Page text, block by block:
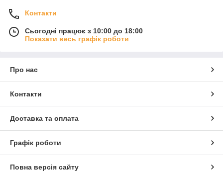
Контакти
Сьогодні працює з 10:00 до 18:00
Показати весь графік роботи
Про нас
Контакти
Доставка та оплата
Графік роботи
Повна версія сайту